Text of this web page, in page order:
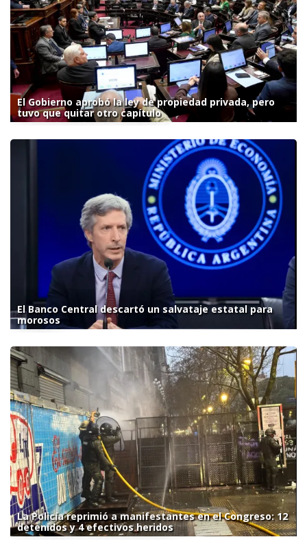
El Gobierno aprobó la ley de propiedad privada, pero
tuvo que quitar otro capítulo
El Banco Central descartó un salvataje estatal para
morosos
La Policía reprimió a manifestantes en el Congreso: 12
detenidos y 4 efectivos heridos